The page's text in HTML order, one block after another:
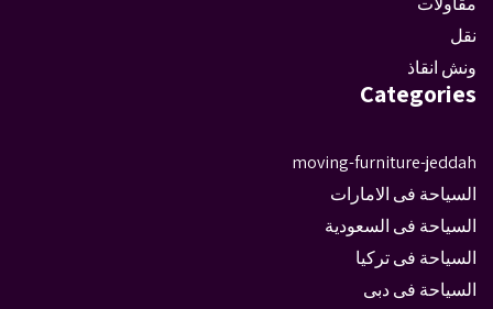
نقل
ونش انقاذ
Categories
moving-furniture-jeddah
السياحة فى الامارات
السياحة فى السعودية
السياحة فى تركيا
السياحة فى دبى